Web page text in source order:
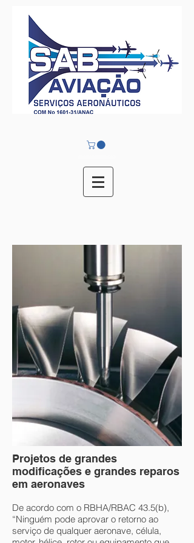
Avionicos
Projetos de grandes
modificações e grandes reparos
em aeronaves
De acordo com o RBHA/RBAC 43.5(b),
“Ninguém pode aprovar o retorno ao
serviço de qualquer aeronave, célula,